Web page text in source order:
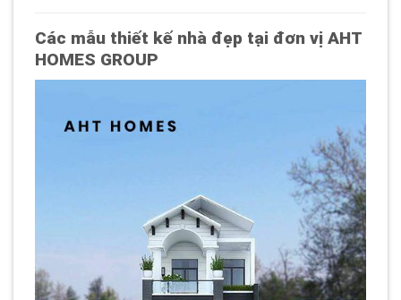
Các mẫu thiết kế nhà đẹp tại đơn vị AHT
HOMES GROUP